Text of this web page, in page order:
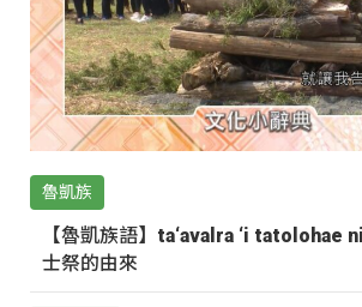
魯凱族
【魯凱族語】ta‘avalra ‘i tatolohae
士祭的由來